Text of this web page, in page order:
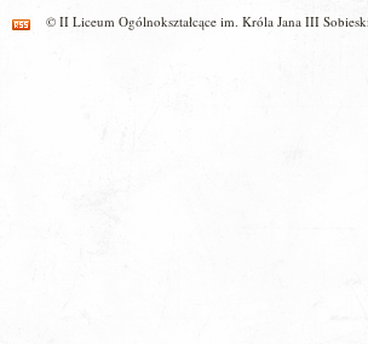
© II Liceum Ogólnokształcące im. Króla Jana III